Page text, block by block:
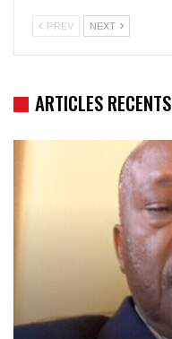
PREV NEXT
ARTICLES RECENTS